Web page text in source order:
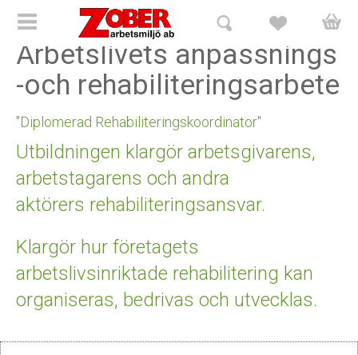
HEM
Utbildningar
Det delegerade Arbetsmiljöarbetet med "Arbetsmiljöverkets
nya regelstruktur"
Arbetslivets Rehabiliteringsansvar "Diplomerad
Rehabiliteringskoordinator"
BAM - De Lux "Det fungerande arbetsmiljöarbetet"
Arbetslivets anpassnings
-och rehabiliteringsarbete
"Diplomerad Rehabiliteringskoordinator"
Utbildningen klargör arbetsgivarens,
arbetstagarens och andra
aktörers rehabiliteringsansvar.
Klargör hur företagets
arbetslivsinriktade rehabilitering kan
organiseras, bedrivas och utvecklas.